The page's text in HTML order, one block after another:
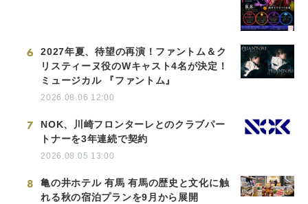
6
2027年夏、待望の再演！ファントム＆ク
リスティーヌ役のWキャスト4名が決定！
ミュージカル 『ファントム』
2026.08.06 12:00
7
NOK、川崎フロンターレとのクラブパー
トナーを3年連続で契約
2026.08.05 13:00
8
亀の井ホテル 有馬 有馬の歴史と文化に触
れる秋の宿泊プランを9月から展開